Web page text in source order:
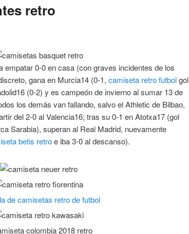
retro
empatar 0-0 en casa (con graves incidentes de los
gana en Murcia14 (0-1, camiseta retro futbolgol
(0-2) y es campeón de invierno al sumar 13 de
los demás van fallando, salvo el Athletic de Bilbao,
del 2-0 al Valencia16; tras su 0-1 en Atotxa17 (gol
Sarabia), superan al Real Madrid, nuevamente
betis retroe iba 3-0 al descanso).